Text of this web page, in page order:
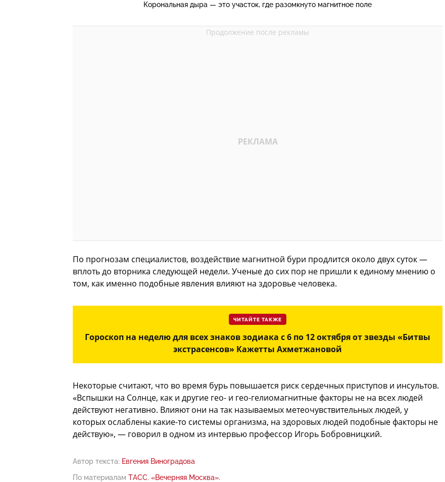
Корональная дыра — это участок, где разомкнуто магнитное поле
По прогнозам специалистов, воздействие магнитной бури продлится около двух суток —
вплоть до вторника следующей недели. Ученые до сих пор не пришли к единому мнению о
том, как именно подобные явления влияют на здоровье человека.
ЧИТАЙТЕ ТАКЖЕ
Гороскоп на неделю для всех знаков зодиака с 6 по 12 октября от звезды «Битвы
экстрасенсов» Кажетты Ахметжановой
Некоторые считают, что во время бурь повышается риск сердечных приступов и инсультов.
«Вспышки на Солнце, как и другие гео- и гео-гелиомагнитные факторы не на всех людей
действуют негативно. Влияют они на так называемых метеочувствительных людей, у
которых ослаблены какие-то системы организма, на здоровых людей подобные факторы не
действую», — говорил в одном из интервью профессор Игорь Бобровницкий.
Автор текста: Евгения Виноградова
По материалам ТАСС, «Вечерняя Москва».